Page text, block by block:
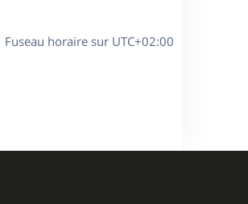
Fuseau horaire sur UTC+02:00